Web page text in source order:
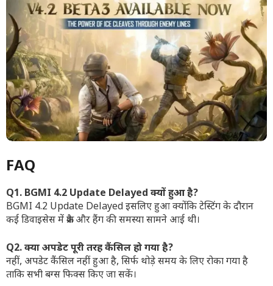
FAQ
Q1. BGMI 4.2 Update Delayed क्यों हुआ है?
BGMI 4.2 Update Delayed इसलिए हुआ क्योंकि टेस्टिंग के दौरान
कई डिवाइसेस में क्रैश और हैंग की समस्या सामने आई थी।
Q2. क्या अपडेट पूरी तरह कैंसिल हो गया है?
नहीं, अपडेट कैंसिल नहीं हुआ है, सिर्फ थोड़े समय के लिए रोका गया है
ताकि सभी बग्स फिक्स किए जा सकें।